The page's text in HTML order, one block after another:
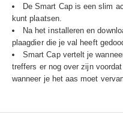
De Smart Cap is een slim
kunt plaatsen.
Na het installeren en
plaagdier die je val heeft
Smart Cap vertelt je
treffers er nog over zijn
wanneer je het aas moet